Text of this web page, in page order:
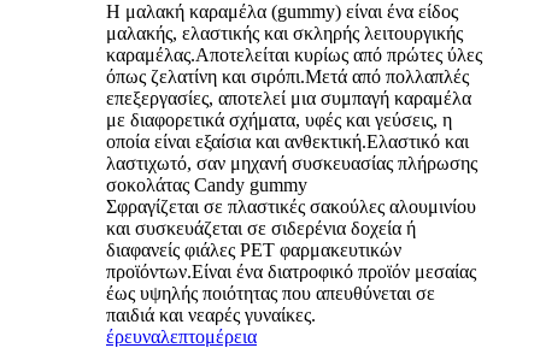
Η μαλακή καραμέλα (gummy) είναι ένα είδος
μαλακής, ελαστικής και σκληρής λειτουργικής
καραμέλας.Αποτελείται κυρίως από πρώτες ύλες
όπως ζελατίνη και σιρόπι.Μετά από πολλαπλές
επεξεργασίες, αποτελεί μια συμπαγή καραμέλα
με διαφορετικά σχήματα, υφές και γεύσεις, η
οποία είναι εξαίσια και ανθεκτική.Ελαστικό και
λαστιχωτό, σαν μηχανή συσκευασίας πλήρωσης
σοκολάτας Candy gummy
Σφραγίζεται σε πλαστικές σακούλες αλουμινίου
και συσκευάζεται σε σιδερένια δοχεία ή
διαφανείς φιάλες PET φαρμακευτικών
προϊόντων.Είναι ένα διατροφικό προϊόν μεσαίας
έως υψηλής ποιότητας που απευθύνεται σε
παιδιά και νεαρές γυναίκες.
έρευναλεπτομέρεια